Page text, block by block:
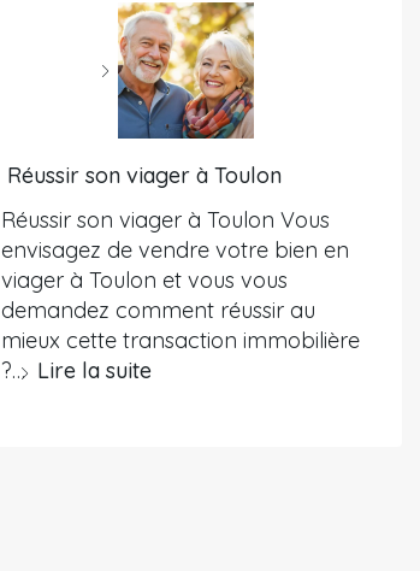
Réussir son viager à Toulon
Réussir son viager à Toulon Vous
envisagez de vendre votre bien en
viager à Toulon et vous vous
demandez comment réussir au
mieux cette transaction immobilière
?… Lire la suite